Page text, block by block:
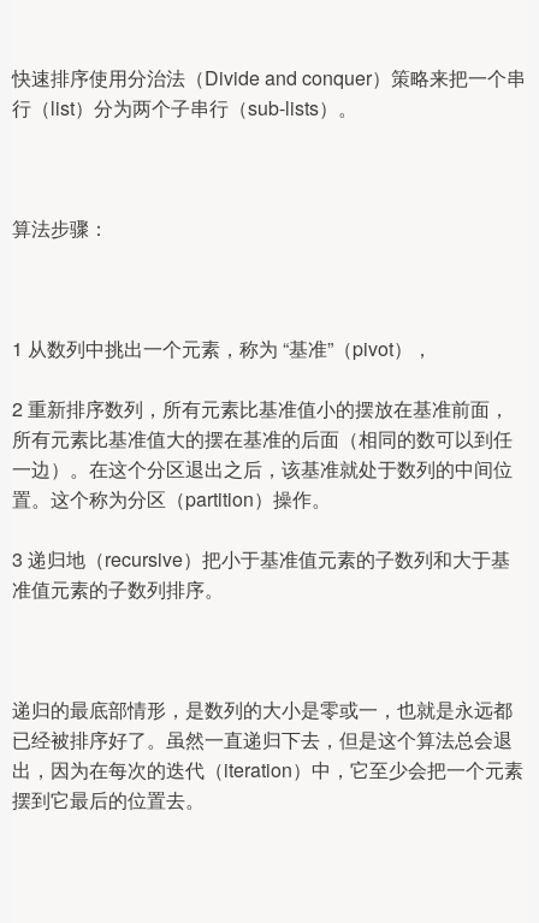
快速排序使用分治法（Divide and conquer）策略来把一个串
行（list）分为两个子串行（sub-lists）。
算法步骤：
1 从数列中挑出一个元素，称为 “基准”（pivot），
2 重新排序数列，所有元素比基准值小的摆放在基准前面，
所有元素比基准值大的摆在基准的后面（相同的数可以到任
一边）。在这个分区退出之后，该基准就处于数列的中间位
置。这个称为分区（partition）操作。
3 递归地（recursive）把小于基准值元素的子数列和大于基
准值元素的子数列排序。
递归的最底部情形，是数列的大小是零或一，也就是永远都
已经被排序好了。虽然一直递归下去，但是这个算法总会退
出，因为在每次的迭代（iteration）中，它至少会把一个元素
摆到它最后的位置去。